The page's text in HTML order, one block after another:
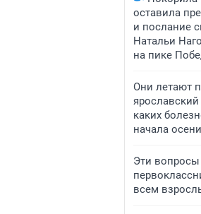
оставила
и послание
Натальи
на пике
Они летают
ярославский
каких
начала осени
Эти
всем